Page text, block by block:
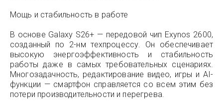
Мощь и стабильность в работе
В основе Galaxy S26+ — передовой чип Exynos 2600,
созданный по 2-нм техпроцессу. Он обеспечивает
высокую энергоэффективность и стабильность
работы даже в самых требовательных сценариях.
Многозадачность, редактирование видео, игры и AI-
функции — смартфон справляется со всем этим без
потери производительности и перегрева.